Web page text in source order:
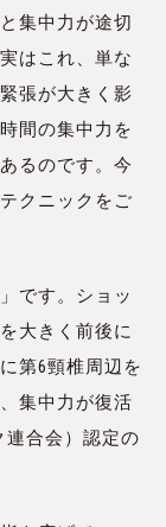
集中力が途切
はこれ、単な
張が大きく影
間の集中力を
るのです。今
クニックをご
です。ショッ
大きく前後に
第6頸椎周辺を
集中力が復活
連合会）認定の